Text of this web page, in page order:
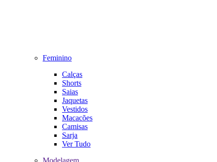
Feminino
Calças
Shorts
Saias
Jaquetas
Vestidos
Macacões
Camisas
Sarja
Ver Tudo
Modelagem